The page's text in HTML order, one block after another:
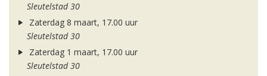
Sleutelstad 30
Zaterdag 8 maart, 17.00 uur
Sleutelstad 30
Zaterdag 1 maart, 17.00 uur
Sleutelstad 30